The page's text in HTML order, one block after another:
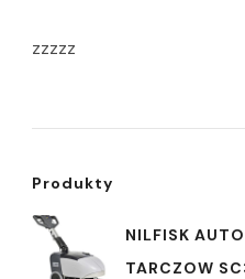
zzzzz
Produkty
NILFISK
TARCZOW